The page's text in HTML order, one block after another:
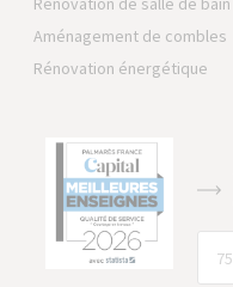
Aménagement de combles
Rénovation énergétique